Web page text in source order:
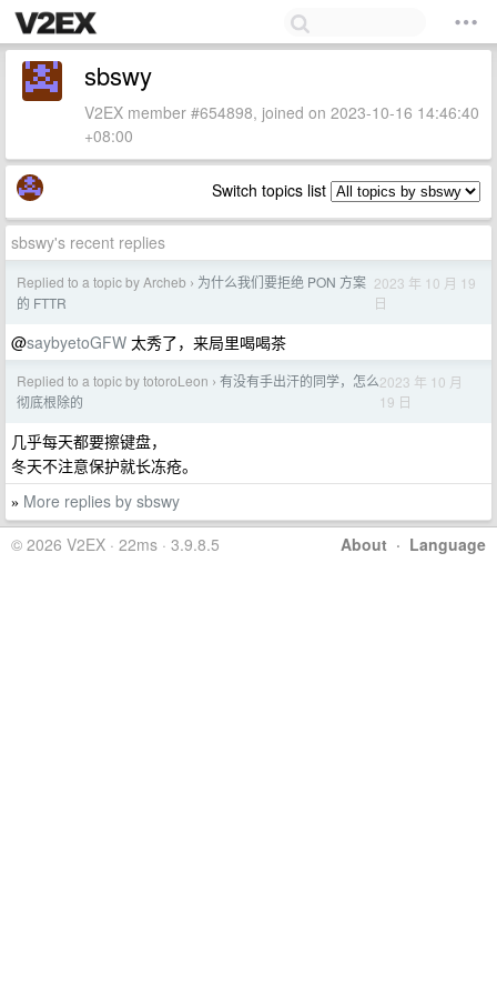
sbswy
V2EX member #654898, joined on 2023-10-16 14:46:40
+08:00
Switch topics list
sbswy's recent replies
Replied to a topic by Archeb › 为什么我们要拒绝 PON 方案
的 FTTR
2023 年 10 月 19
日
@saybyetoGFW 太秀了，来局里喝喝茶
Replied to a topic by totoroLeon › 有没有手出汗的同学，怎么
彻底根除的
2023 年 10 月
19 日
几乎每天都要擦键盘，
冬天不注意保护就长冻疮。
» More replies by sbswy
About · Language
© 2026 V2EX · 22ms · 3.9.8.5